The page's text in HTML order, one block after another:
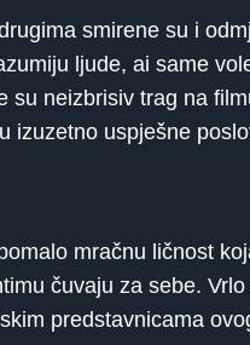
smirene su i
ljude, ai same
neizbrisiv trag na
uspješne
mračnu ličnost
čuvaju za sebe.
predstavnicama